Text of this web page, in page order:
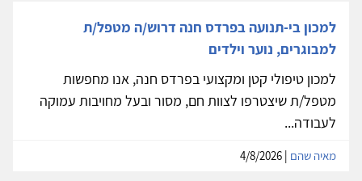
למכון בי-תנועה בפרדס חנה דרוש/ה מטפל/ת
למבוגרים, נוער וילדים
למכון טיפולי קטן ומקצועי בפרדס חנה, אנו מחפשות
מטפל/ת שיצטרפו לצוות חם, מסור ובעל מחויבות עמוקה
לעבודה...
מאיה שהם